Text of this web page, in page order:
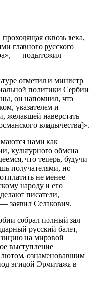
сквозь века,
главного русского
— подытожил
отметил и министр
политики Сербии
он напомнил, что
указателем и
желавшей наверстать
владычества]».
нами как
культурного обмена
что теперь, будучи
получателями, но
не менее
народу и его
писатели,
заявил Селакович.
собрал полный зал
русский балет,
на мировой
выступление
ознаменовавшим
эгидой Эрмитажа в